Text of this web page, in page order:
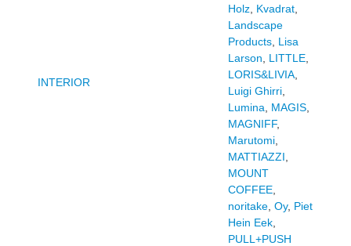
INTERIOR
Holz, Kvadrat,
Landscape
Products, Lisa
Larson
LITTLE,
LORIS&LIVIA,
Luigi Ghirri,
Lumina
MAGIS,
MAGNIFF,
Marutomi,
MATTIAZZI
MOUNT
COFFEE,
noritake, Oy, Piet
Hein Eek,
PULL+PUSH